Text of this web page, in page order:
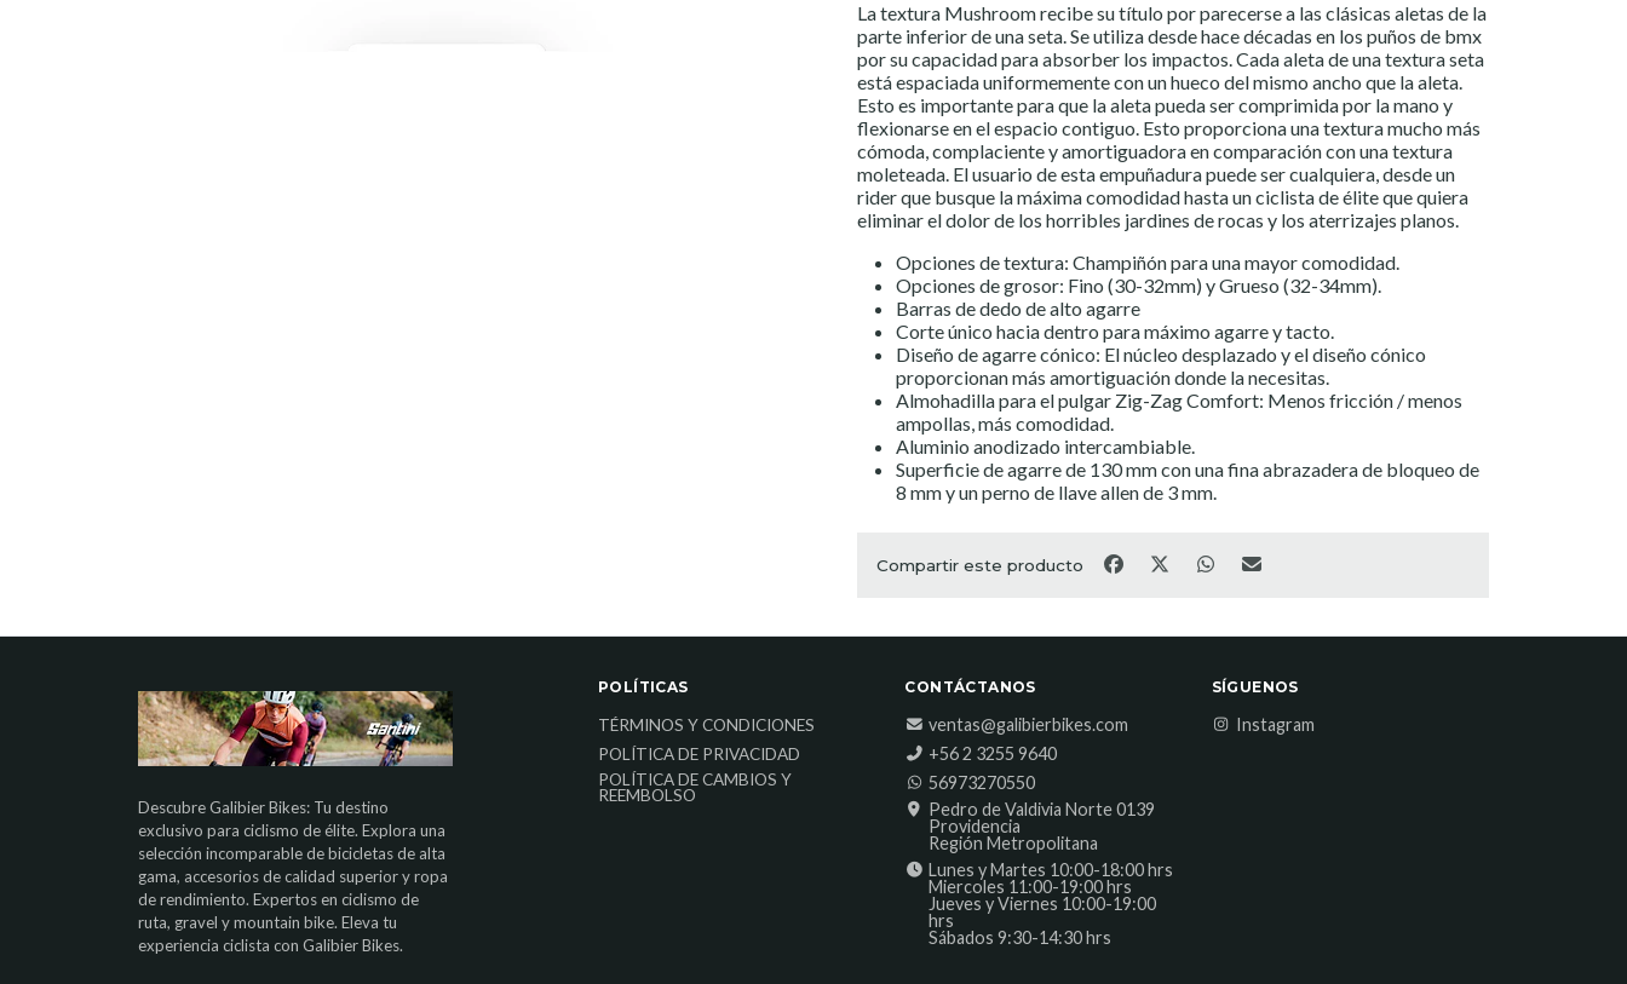
La textura Mushroom recibe su título por parecerse a las clásicas aletas de la
parte inferior de una seta. Se utiliza desde hace décadas en los puños de bmx
por su capacidad para absorber los impactos. Cada aleta de una textura seta
está espaciada uniformemente con un hueco del mismo ancho que la aleta.
Esto es importante para que la aleta pueda ser comprimida por la mano y
flexionarse en el espacio contiguo. Esto proporciona una textura mucho más
cómoda, complaciente y amortiguadora en comparación con una textura
moleteada. El usuario de esta empuñadura puede ser cualquiera, desde un
rider que busque la máxima comodidad hasta un ciclista de élite que quiera
eliminar el dolor de los horribles jardines de rocas y los aterrizajes planos.
Opciones de textura: Champiñón para una mayor comodidad.
Opciones de grosor: Fino (30-32mm) y Grueso (32-34mm).
Barras de dedo de alto agarre
Corte único hacia dentro para máximo agarre y tacto.
Diseño de agarre cónico: El núcleo desplazado y el diseño cónico
proporcionan más amortiguación donde la necesitas.
Almohadilla para el pulgar Zig-Zag Comfort: Menos fricción / menos
ampollas, más comodidad.
Aluminio anodizado intercambiable.
Superficie de agarre de 130 mm con una fina abrazadera de bloqueo de
8 mm y un perno de llave allen de 3 mm.
Compartir este producto
Descubre Galibier Bikes: Tu destino
exclusivo para ciclismo de élite. Explora una
selección incomparable de bicicletas de alta
gama, accesorios de calidad superior y ropa
de rendimiento. Expertos en ciclismo de
ruta, gravel y mountain bike. Eleva tu
experiencia ciclista con Galibier Bikes.
POLÍTICAS
TÉRMINOS Y CONDICIONES
POLÍTICA DE PRIVACIDAD
POLÍTICA DE CAMBIOS Y
REEMBOLSO
CONTÁCTANOS
ventas@galibierbikes.com
‎+56 2 3255 9640
56973270550
Pedro de Valdivia Norte 0139
Providencia
Región Metropolitana
Lunes y Martes 10:00-18:00 hrs
Miercoles 11:00-19:00 hrs
Jueves y Viernes 10:00-19:00
hrs
Sábados 9:30-14:30 hrs
SÍGUENOS
Instagram